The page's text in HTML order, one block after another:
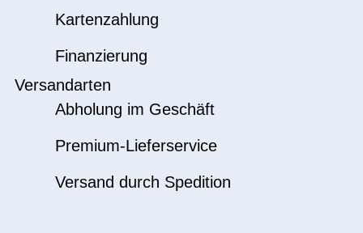
Kartenzahlung
Finanzierung
Versandarten
Abholung im Geschäft
Premium-Lieferservice
Versand durch Spedition